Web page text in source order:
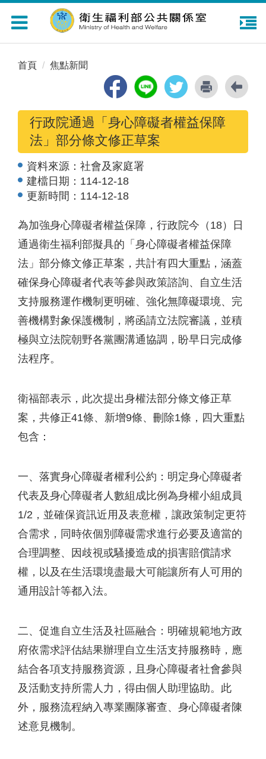
Toggle
navigation
首頁 焦點新聞
行政院通過「身心障礙者權益保障
法」部分條文修正草案
資料來源： 社會及家庭署
建檔日期： 114-12-18
更新時間： 114-12-18
為加強身心障礙者權益保障，行政院今（18）日
通過衛生福利部擬具的「身心障礙者權益保障
法」部分條文修正草案，共計有四大重點，涵蓋
確保身心障礙者代表等參與政策諮詢、自立生活
支持服務運作機制更明確、強化無障礙環境、完
善機構對象保護機制，將函請立法院審議，並積
極與立法院朝野各黨團溝通協調，盼早日完成修
法程序。
衛福部表示，此次提出身權法部分條文修正草
案，共修正41條、新增9條、刪除1條，四大重點
包含：
一、落實身心障礙者權利公約：明定身心障礙者
代表及身心障礙者人數組成比例為身權小組成員
1/2，並確保資訊近用及表意權，讓政策制定更符
合需求，同時依個別障礙需求進行必要及適當的
合理調整、因歧視或騷擾造成的損害賠償請求
權，以及在生活環境盡最大可能讓所有人可用的
通用設計等都入法。
二、促進自立生活及社區融合：明確規範地方政
府依需求評估結果辦理自立生活支持服務時，應
結合各項支持服務資源，且身心障礙者社會參與
及活動支持所需人力，得由個人助理協助。此
外，服務流程納入專業團隊審查、身心障礙者陳
述意見機制。